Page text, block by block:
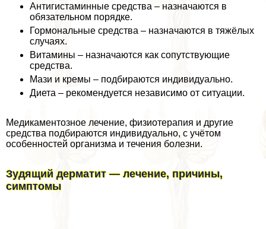
Антигистаминные средства – назначаются в
обязательном порядке.
Гормональные средства – назначаются в тяжёлых
случаях.
Витамины – назначаются как сопутствующие
средства.
Мази и кремы – подбираются индивидуально.
Диета – рекомендуется независимо от ситуации.
Медикаментозное лечение, физиотерапия и другие
средства подбираются индивидуально, с учётом
особенностей организма и течения болезни.
Зудящий дерматит — лечение, причины,
симптомы